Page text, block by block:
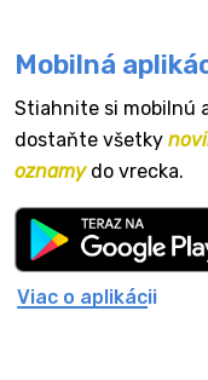
Mobilná
Stiahnite si mobilnú
dostaňte všetky
oznamydo vrecka.
Viac o aplikácii